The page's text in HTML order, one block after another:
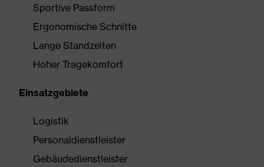
Sportive Passform
Ergonomische Schnitte
Lange Standzeiten
Hoher Tragekomfort
Einsatzgebiete
Logistik
Personaldienstleister
Gebäudedienstleister